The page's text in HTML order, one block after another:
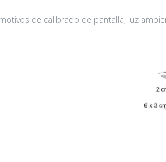
de calibrado de pantalla, luz